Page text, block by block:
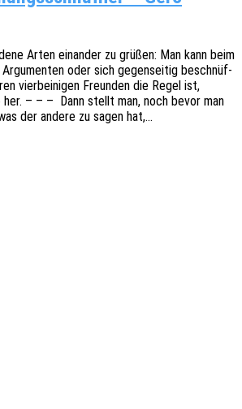
Arten einan­der zu grüßen: Man kann beim
oder sich gegen­sei­tig beschnüf­
vier­bei­ni­gen Freun­den die Regel ist,
her. – – – Dann stellt man, noch bevor man
der andere zu sagen hat,…